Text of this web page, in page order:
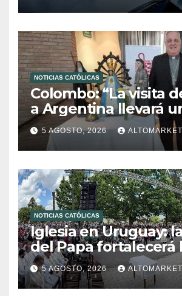
NOTICIAS CATÓLICAS
Colombo: “La visita
a Argentina llevará
mensaje de paz y
humana”
5 AGOSTO, 2026
NOTICIAS CATÓLICAS
Iglesia en Uruguay:
del Papa fortalecerá
esperanza
5 AGOSTO, 2026